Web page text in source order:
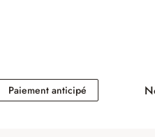
Paiement anticipéPaiement